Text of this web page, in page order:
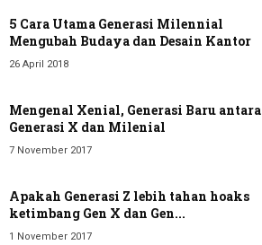
5 Cara Utama Generasi Milennial
Mengubah Budaya dan Desain Kantor
26 April 2018
Mengenal Xenial, Generasi Baru antara
Generasi X dan Milenial
7 November 2017
Apakah Generasi Z lebih tahan hoaks
ketimbang Gen X dan Gen...
1 November 2017